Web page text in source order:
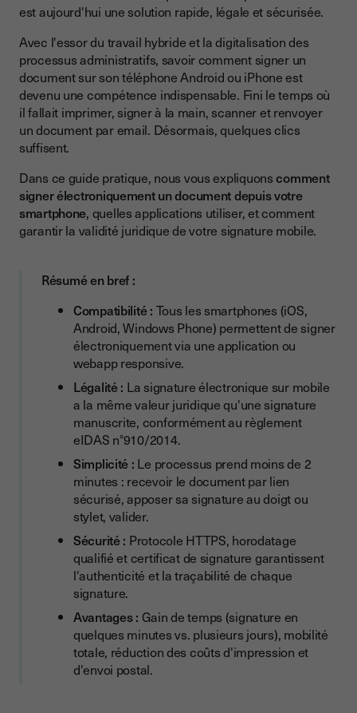
Étape 1 : Recevoir le document à signer
Étape 2 : Ouvrir le document sur votre smartphone Android
Étape 3 : Apposer votre signature électronique
Étape 4 : Valider et envoyer
Tutoriel : Signer un document sur iPhone (iOS)
Étape 1 : Ouvrir le lien depuis votre iPhone
Étape 2 : Consulter le document
Étape 3 : Signer au doigt ou avec l'Apple Pencil
Étape 4 : Finaliser la signature
La signature électronique sur smartphone est-elle légale ?
Comment la sécurité est-elle garantie ?
Tableau comparatif : Quelle solution choisir pour signer sur
mobile ?
Pourquoi les entreprises adoptent la signature mobile ?
Un gain de temps considérable
Des cas d'usage concrets
Ressources Humaines
Équipes commerciales itinérantes
Secteur du BTP et artisans
Signer vos documents professionnels depuis votre
smartphone avec Youtrust
Les avantages de Youtrust sur mobile
Comment ça marche ?
Comment signer différents types de fichiers sur smartphone
est aujourd'hui une solution rapide, légale et sécurisée.
Avec l'essor du travail hybride et la digitalisation des
processus administratifs, savoir comment signer un
document sur son téléphone Android ou iPhone est
devenu une compétence indispensable. Fini le temps où
il fallait imprimer, signer à la main, scanner et renvoyer
un document par email. Désormais, quelques clics
suffisent.
Dans ce guide pratique, nous vous expliquonscomment
signer électroniquement un document depuis votre
smartphone, quelles applications utiliser, et comment
garantir la validité juridique de votre signature mobile.
Résumé en bref :
Compatibilité : Tous les smartphones (iOS,
Android, Windows Phone) permettent de signer
électroniquement via une application ou
webapp responsive.
Légalité : La signature électronique sur mobile
a la même valeur juridique qu'une signature
manuscrite, conformément au règlement
eIDAS n°910/2014.
Simplicité : Le processus prend moins de 2
minutes : recevoir le document par lien
sécurisé, apposer sa signature au doigt ou
stylet, valider.
Sécurité : Protocole HTTPS, horodatage
qualifié et certificat de signature garantissent
l'authenticité et la traçabilité de chaque
signature.
Avantages : Gain de temps (signature en
quelques minutes vs. plusieurs jours), mobilité
totale, réduction des coûts d'impression et
d'envoi postal.